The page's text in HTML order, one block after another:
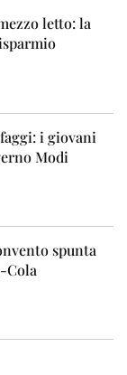
letto: la
i giovani
Modi
spunta
Cola